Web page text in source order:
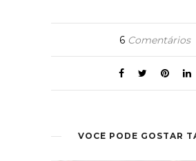
6Comentários
VOCÊ PODE GOSTAR